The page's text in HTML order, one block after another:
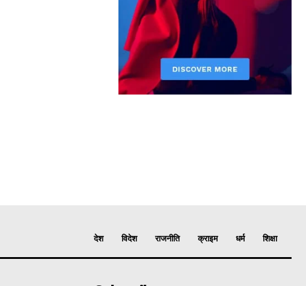
देश विदेश राजनीति क्राइम धर्म शिक्षा